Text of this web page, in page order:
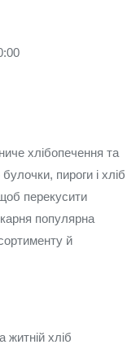
хлібопечення та
пироги і хліб
перекусити
популярна
й
житній хліб